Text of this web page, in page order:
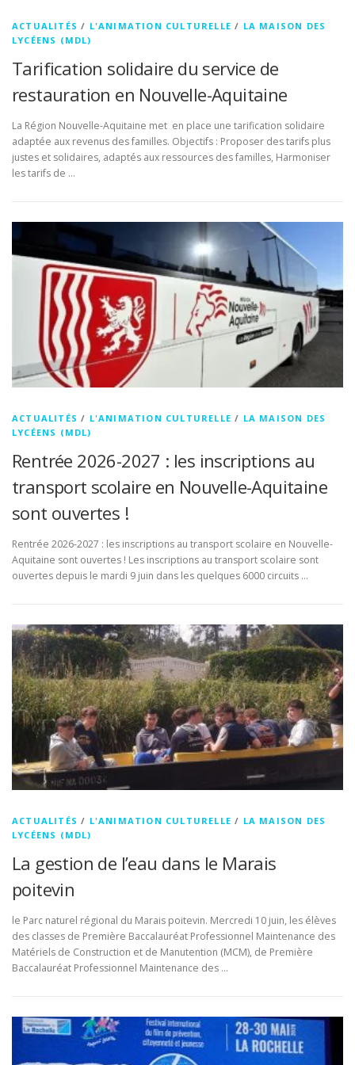
ACTUALITÉS / L'ANIMATION CULTURELLE / LA MAISON DES
LYCÉENS (MDL)
Tarification solidaire du service de
restauration en Nouvelle-Aquitaine
La Région Nouvelle-Aquitaine met en place une tarification solidaire
adaptée aux revenus des familles. Objectifs : Proposer des tarifs plus
justes et solidaires, adaptés aux ressources des familles, Harmoniser
les tarifs de …
ACTUALITÉS / L'ANIMATION CULTURELLE / LA MAISON DES
LYCÉENS (MDL)
Rentrée 2026-2027 : les inscriptions au
transport scolaire en Nouvelle-Aquitaine
sont ouvertes !
Rentrée 2026-2027 : les inscriptions au transport scolaire en Nouvelle-
Aquitaine sont ouvertes ! Les inscriptions au transport scolaire sont
ouvertes depuis le mardi 9 juin dans les quelques 6000 circuits …
ACTUALITÉS / L'ANIMATION CULTURELLE / LA MAISON DES
LYCÉENS (MDL)
La gestion de l’eau dans le Marais
poitevin
le Parc naturel régional du Marais poitevin. Mercredi 10 juin, les élèves
des classes de Première Baccalauréat Professionnel Maintenance des
Matériels de Construction et de Manutention (MCM), de Première
Baccalauréat Professionnel Maintenance des …